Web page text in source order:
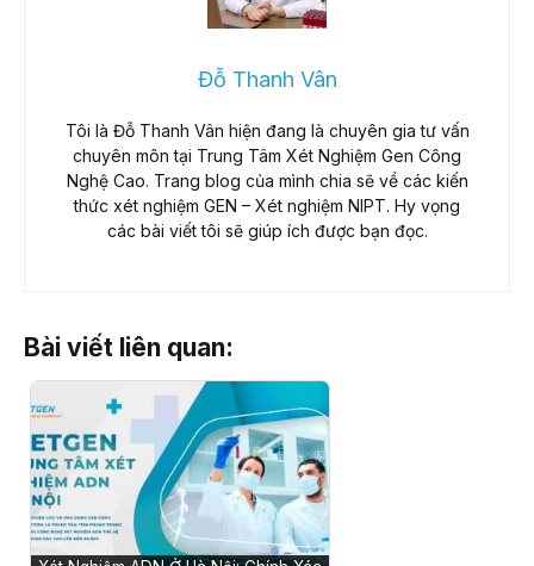
Đỗ Thanh Vân
Tôi là Đỗ Thanh Vân hiện đang là chuyên gia tư vấn
chuyên môn tại Trung Tâm Xét Nghiệm Gen Công
Nghệ Cao. Trang blog của mình chia sẽ về các kiến
thức xét nghiệm GEN – Xét nghiệm NIPT. Hy vọng
các bài viết tôi sẽ giúp ích được bạn đọc.
Bài viết liên quan: